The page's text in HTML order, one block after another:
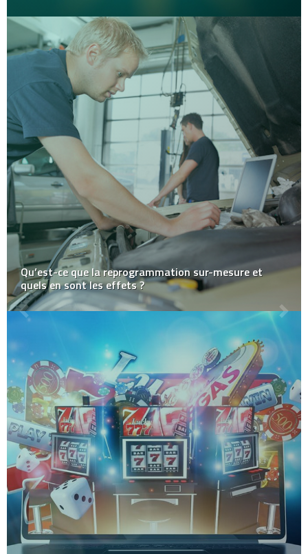
Qu’est-ce que la reprogrammation sur-mesure et
quels en sont les effets ?